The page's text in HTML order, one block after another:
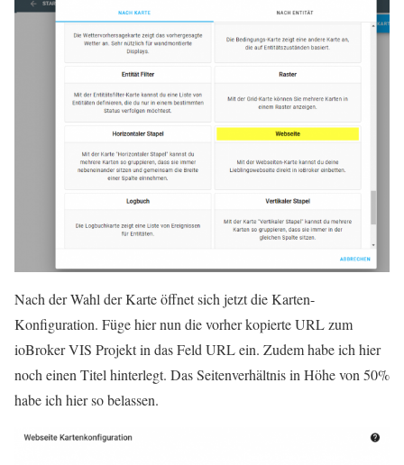
Nach der Wahl der Karte öffnet sich jetzt die Karten-
Konfiguration. Füge hier nun die vorher kopierte URL zum
ioBroker VIS Projekt in das Feld URL ein. Zudem habe ich hier
noch einen Titel hinterlegt. Das Seitenverhältnis in Höhe von 50%
habe ich hier so belassen.